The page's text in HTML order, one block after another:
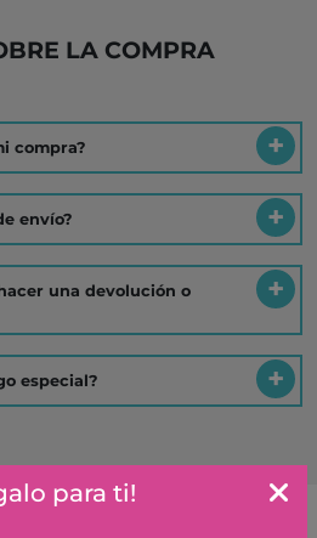
LA COMPRA
compra?
envío?
una devolución o
especial?
para ti!